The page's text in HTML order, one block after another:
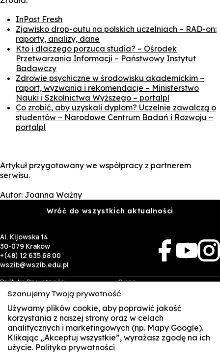
InPost Fresh
Zjawisko drop-outu na polskich uczelniach – RAD-on:
raporty, analizy, dane
Kto i dlaczego porzuca studia? – Ośrodek
Przetwarzania Informacji – Państwowy Instytut
Badawczy
Zdrowie psychiczne w środowisku akademickim –
raport, wyzwania i rekomendacje – Ministerstwo
Nauki i Szkolnictwa Wyższego – portalpl
Co zrobić, aby uzyskali dyplom? Uczelnie zawalczą o
studentów – Narodowe Centrum Badań i Rozwoju –
portalpl
Artykuł przygotowany we współpracy z partnerem
serwisu.
Autor: Joanna Ważny
Wróć do wszystkich aktualności
Al. Kijowska 14
30-079 Kraków
+(48) 12 635 68 00
wszib@wszib.edu.pl
Polityka Prywatności
RODO
Identyfikacja wizualna
O nas
Rekrutacja
Studia
Kontakt
Biznes
Wynajem sal
Targi pracy
Student
Multis Multum
Szanujemy Twoją prywatność
Używamy plików cookie, aby poprawić jakość
korzystania z naszej strony oraz w celach
analitycznych i marketingowych (np. Mapy Google).
Klikając „Akceptuj wszystkie”, wyrażasz zgodę na ich
użycie. Polityka prywatności